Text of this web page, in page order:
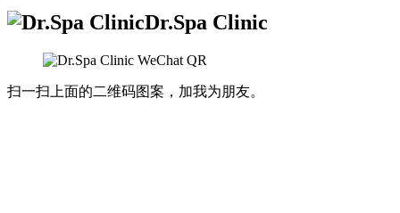
Dr.Spa Clinic
扫一扫上面的二维码图案，加我为朋友。